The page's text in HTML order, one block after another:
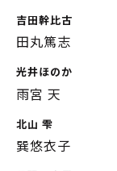
吉田幹比古
田丸篤志
光井ほのか
雨宮 天
北山 雫
巽悠衣子